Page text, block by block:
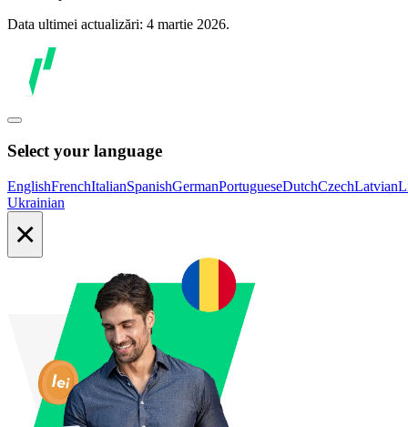
Data ultimei actualizări: 4 martie 2026.
Select your language
EnglishFrenchItalianSpanishGermanPortugueseDutchCzechLatvian
Ukrainian
×